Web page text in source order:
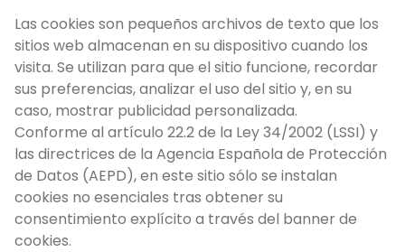
Las cookies son pequeños archivos de texto que los
sitios web almacenan en su dispositivo cuando los
visita. Se utilizan para que el sitio funcione, recordar
sus preferencias, analizar el uso del sitio y, en su
caso, mostrar publicidad personalizada.
Conforme al artículo 22.2 de la Ley 34/2002 (LSSI) y
las directrices de la Agencia Española de Protección
de Datos (AEPD), en este sitio sólo se instalan
cookies no esenciales tras obtener su
consentimiento explícito a través del banner de
cookies.